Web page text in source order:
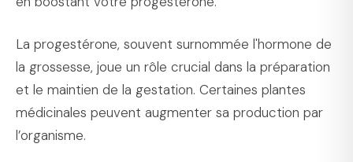
La progestérone, souvent surnommée l'hormone de
la grossesse, joue un rôle crucial dans la préparation
et le maintien de la gestation. Certaines plantes
médicinales peuvent augmenter sa production par
l’organisme.